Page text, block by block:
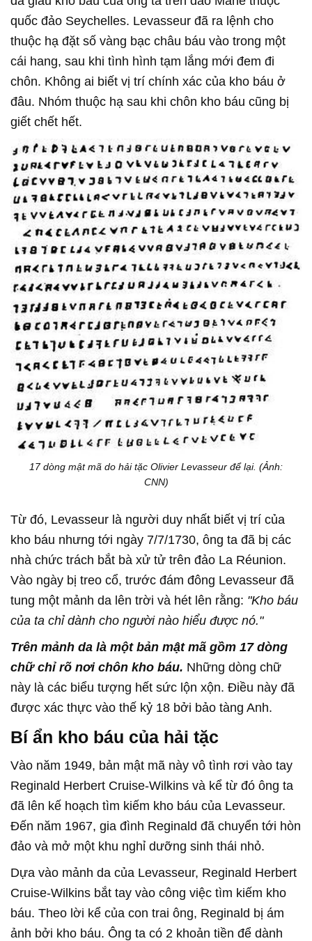
quốc đảo Seychelles. Levasseur đã ra lệnh cho
thuộc hạ đặt số vàng bạc châu báu vào trong một
cái hang, sau khi tình hình tạm lắng mới đem đi
chôn. Không ai biết vị trí chính xác của kho báu ở
đâu. Nhóm thuộc hạ sau khi chôn kho báu cũng bị
giết chết hết.
17 dòng mật mã do hải tặc Olivier Levasseur để lại. (Ảnh:
CNN)
Từ đó, Levasseur là người duy nhất biết vị trí của
kho báu nhưng tới ngày 7/7/1730, ông ta đã bị các
nhà chức trách bắt bà xử tử trên đảo La Réunion.
Vào ngày bị treo cổ, trước đám đông Levasseur đã
tung một mảnh da lên trời và hét lên rằng: "Kho báu
của ta chỉ dành cho người nào hiểu được nó."
Trên mảnh da là một bản mật mã gồm 17 dòng
chữ chỉ rõ nơi chôn kho báu. Những dòng chữ
này là các biểu tượng hết sức lộn xộn. Điều này đã
được xác thực vào thế kỷ 18 bởi bảo tàng Anh.
Bí ẩn kho báu của hải tặc
Vào năm 1949, bản mật mã này vô tình rơi vào tay
Reginald Herbert Cruise-Wilkins và kể từ đó ông ta
đã lên kế hoạch tìm kiếm kho báu của Levasseur.
Đến năm 1967, gia đình Reginald đã chuyển tới hòn
đảo và mở một khu nghỉ dưỡng sinh thái nhỏ.
Dựa vào mảnh da của Levasseur, Reginald Herbert
Cruise-Wilkins bắt tay vào công việc tìm kiếm kho
báu. Theo lời kể của con trai ông, Reginald bị ám
ảnh bởi kho báu. Ông ta có 2 khoản tiền để dành